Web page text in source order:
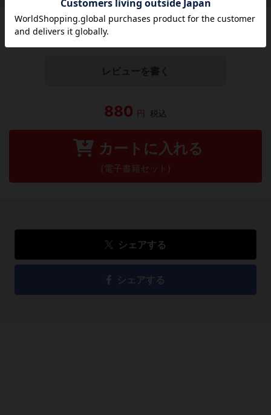
この作品にはまだレビューがありません。 今後読まれる
方のために感想を共有してもらえませんか？
レビューを書く
880 円 税込
カートに入れる
(電子書籍セット)
シェアする
シェアする